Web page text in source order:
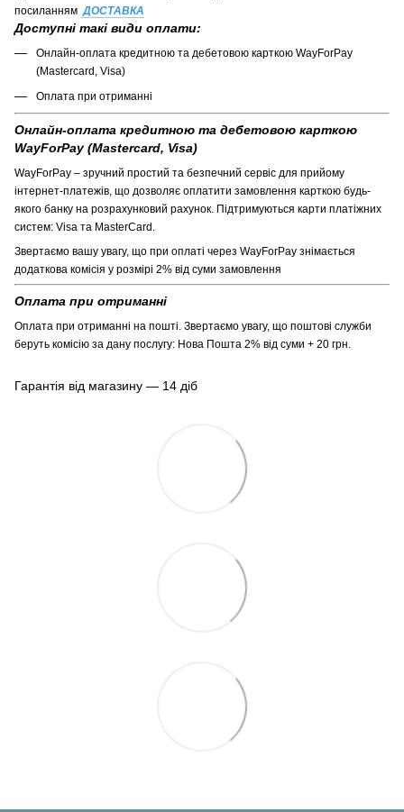
посиланням ДОСТАВКА
Доступні такі види оплати:
Онлайн-оплата кредитною та дебетовою карткою WayForPay
(Mastercard, Visa)
Оплата при отриманні
Онлайн-оплата кредитною та дебетовою карткою
WayForPay (Mastercard, Visa)
WayForPay – зручний простий та безпечний сервіс для прийому
інтернет-платежів, що дозволяє оплатити замовлення карткою будь-
якого банку на розрахунковий рахунок. Підтримуються карти платіжних
систем: Visa та MasterCard.
Звертаємо вашу увагу, що при оплаті через WayForPay знімається
додаткова комісія у розмірі 2% від суми замовлення
Оплата при отриманні
Оплата при отриманні на пошті. Звертаємо увагу, що поштові служби
беруть комісію за дану послугу: Нова Пошта 2% від суми + 20 грн.
Гарантія від магазину — 14 діб